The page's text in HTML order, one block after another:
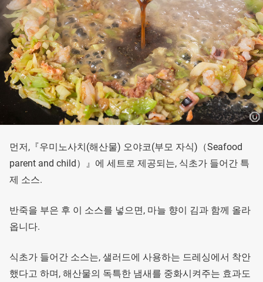
먼저,『우미노사치(해산물) 오야코(부모 자식)（Seafood
parent and child）』에 세트로 제공되는, 식초가 들어간 특
제 소스.
반죽을 부은 후 이 소스를 넣으면, 마늘 향이 김과 함께 올라
옵니다.
식초가 들어간 소스는, 샐러드에 사용하는 드레싱에서 착안
했다고 하며, 해산물의 독특한 냄새를 중화시켜주는 효과도